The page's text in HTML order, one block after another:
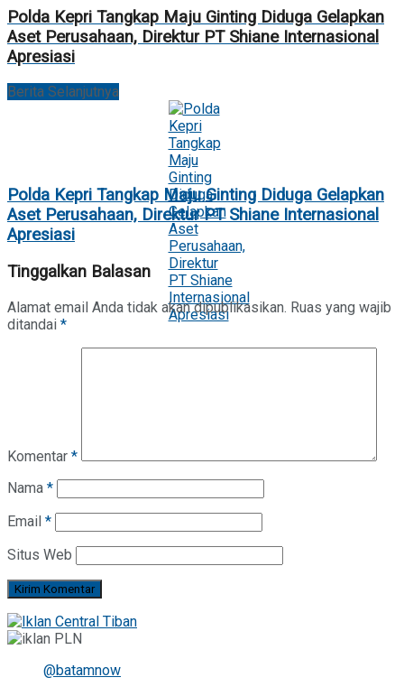
Polda Kepri Tangkap Maju Ginting Diduga Gelapkan
Aset Perusahaan, Direktur PT Shiane Internasional
Apresiasi
Berita Selanjutnya
Polda Kepri Tangkap Maju Ginting Diduga Gelapkan
Aset Perusahaan, Direktur PT Shiane Internasional
Apresiasi
Tinggalkan Balasan
Alamat email Anda tidak akan dipublikasikan. Ruas yang wajib
ditandai *
Komentar *
Nama *
Email *
Situs Web
@batamnow